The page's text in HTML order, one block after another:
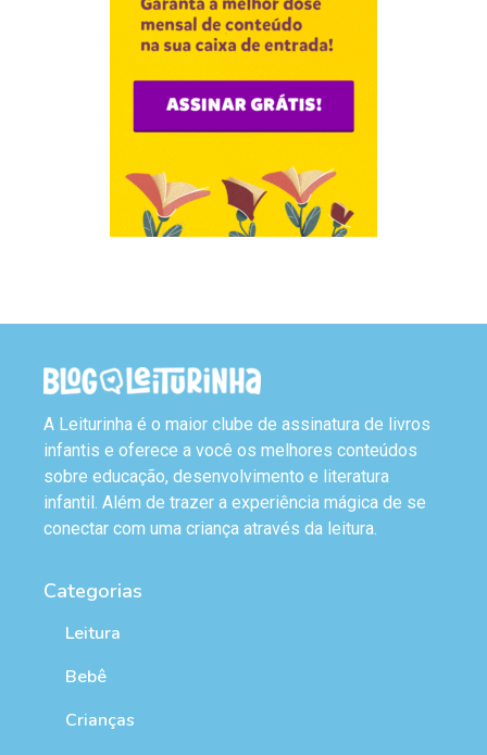
A Leiturinha é o maior clube de assinatura de livros
infantis e oferece a você os melhores conteúdos
sobre educação, desenvolvimento e literatura
infantil. Além de trazer a experiência mágica de se
conectar com uma criança através da leitura.
Categorias
Leitura
Bebê
Crianças